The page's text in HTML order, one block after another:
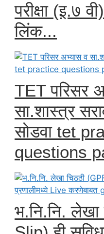
परीक्षा (इ.७
लिंक...
TET परिसर
सा.शास्त्र
सोडवा tet
questions
भ.नि.नि.